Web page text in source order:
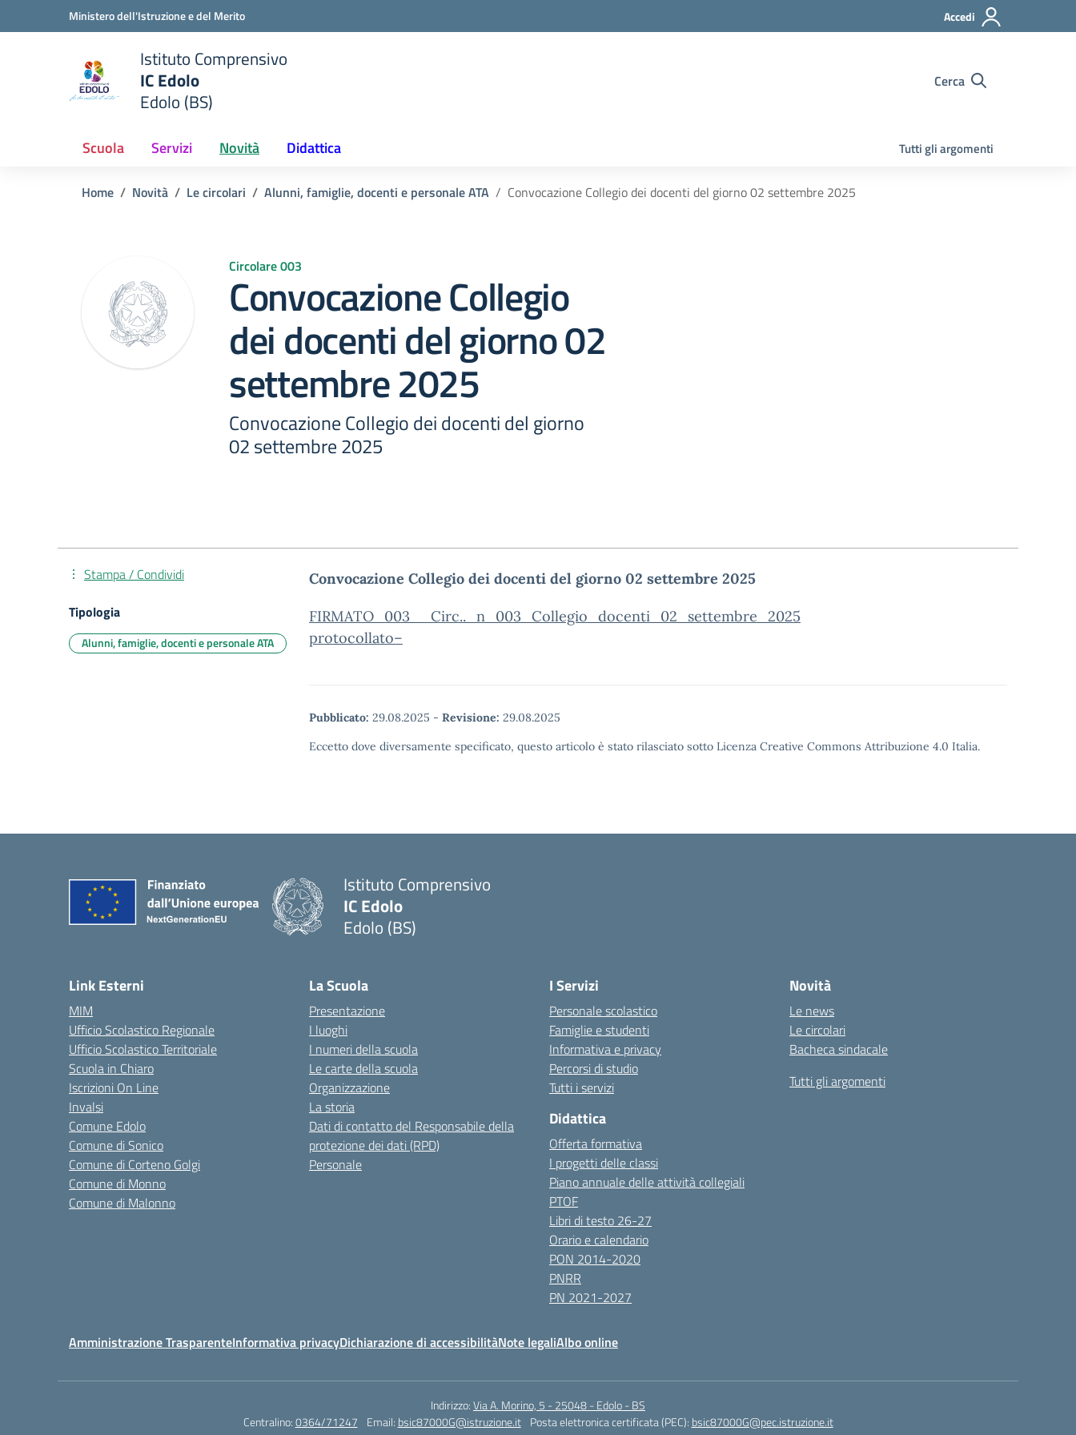
Vai ai contenuti
Vai al menu di navigazioneMinistero dell'Istruzione e del Merito Accedi
scuola
Istituto Comprensivo
IC Edolo
Edolo (BS)
Cerca
Scuola Servizi Novità Didattica Tutti gli argomenti
Home Novità Le circolari Alunni, famiglie, docenti e personale ATA Convocazione Collegio dei docenti del giorno 02 settembre 2025
Circolare 003
Convocazione Collegio
dei docenti del giorno 02
settembre 2025
Convocazione Collegio dei docenti del giorno
02 settembre 2025
Convocazione Collegio dei docenti del giorno 02 settembre 2025
FIRMATO_003__Circ.._n_003_Collegio_docenti_02_settembre_2025
protocollato–
Pubblicato: 29.08.2025 - Revisione: 29.08.2025
Eccetto dove diversamente specificato, questo articolo è stato rilasciato sotto Licenza Creative Commons Attribuzione 4.0 Italia.
Stampa / Condividi
Tipologia
Alunni, famiglie, docenti e personale ATA
Istituto Comprensivo
IC Edolo
Edolo (BS)
Link Esterni
MIM
Ufficio Scolastico Regionale
Ufficio Scolastico Territoriale
Scuola in Chiaro
Iscrizioni On Line
Invalsi
Comune Edolo
Comune di Sonico
Comune di Corteno Golgi
Comune di Monno
Comune di Malonno
La Scuola
Presentazione
I luoghi
I numeri della scuola
Le carte della scuola
Organizzazione
La storia
Dati di contatto del Responsabile della
protezione dei dati (RPD)
Personale
I Servizi
Personale scolastico
Famiglie e studenti
Informativa e privacy
Percorsi di studio
Tutti i servizi
Didattica
Offerta formativa
I progetti delle classi
Piano annuale delle attività collegiali
PTOF
Libri di testo 26-27
Orario e calendario
PON 2014-2020
PNRR
PN 2021-2027
Novità
Le news
Le circolari
Bacheca sindacale
Tutti gli argomenti
Amministrazione TrasparenteInformativa privacyDichiarazione di accessibilitàNote legaliAlbo online
Indirizzo:Via A. Morino, 5 - 25048 - Edolo - BS
Centralino:0364/71247 Email: bsic87000G@istruzione.it Posta elettronica certificata (PEC): bsic87000G@pec.istruzione.it